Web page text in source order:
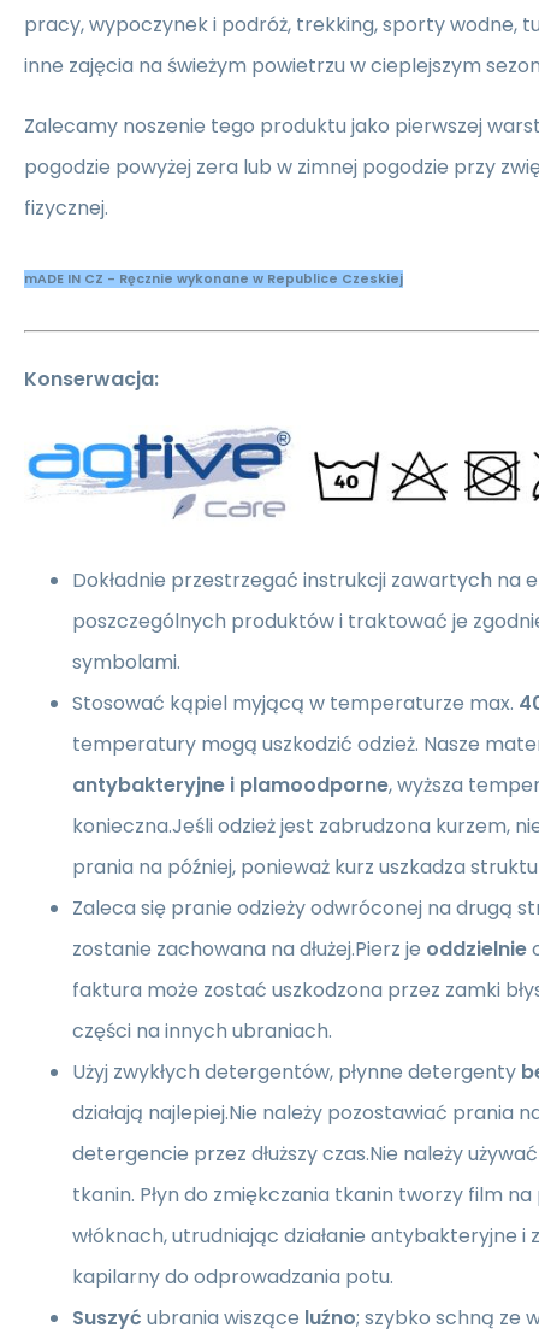
pracy, wypoczynek i podróż, trekking, sporty wodne,
inne zajęcia na świeżym powietrzu w cieplejszym
Zalecamy noszenie tego produktu jako pierwszej
pogodzie powyżej zera lub w zimnej pogodzie przy
fizycznej.
mADE IN CZ - Ręcznie wykonane w Republice Czeskiej
Konserwacja:
Dokładnie przestrzegać instrukcji zawartych na
poszczególnych produktów i traktować je
symbolami.
Stosować kąpiel myjącą w temperaturze max.
temperatury mogą uszkodzić odzież. Nasze
antybakteryjne i plamoodporne, wyższa
konieczna.Jeśli odzież jest zabrudzona kurzem,
prania na później, ponieważ kurz uszkadza
Zaleca się pranie odzieży odwróconej na drugą
zostanie zachowana na dłużej.Pierz je oddzielnie
faktura może zostać uszkodzona przez zamki
części na innych ubraniach.
Użyj zwykłych detergentów, płynne detergenty
działają najlepiej.Nie należy pozostawiać prania
detergencie przez dłuższy czas.Nie należy
tkanin. Płyn do zmiękczania tkanin tworzy film
włóknach, utrudniając działanie antybakteryjne
kapilarny do odprowadzania potu.
Suszyć ubrania wiszące luźno; szybko schną ze